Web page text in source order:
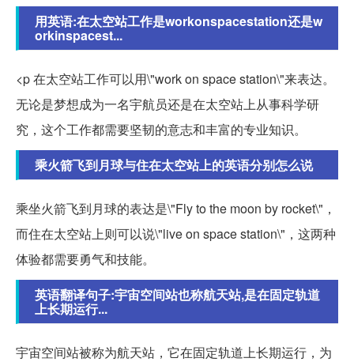
用英语:在太空站工作是workonspacestation还是w
orkinspacest...
<p 在太空站工作可以用\"work on space station\"来表达。
无论是梦想成为一名宇航员还是在太空站上从事科学研
究，这个工作都需要坚韧的意志和丰富的专业知识。
乘火箭飞到月球与住在太空站上的英语分别怎么说
乘坐火箭飞到月球的表达是\"Fly to the moon by rocket\"，
而住在太空站上则可以说\"live on space station\"，这两种
体验都需要勇气和技能。
英语翻译句子:宇宙空间站也称航天站,是在固定轨道
上长期运行...
宇宙空间站被称为航天站，它在固定轨道上长期运行，为